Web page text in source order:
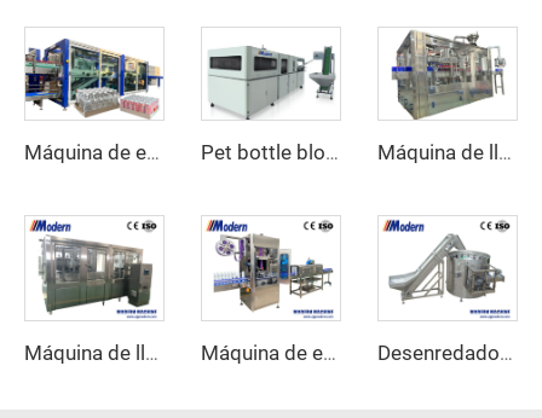
Máquina de embalaje retráctil de cartón de media bandeja combinada Pet bottle blowing machine Máquina de llenado de aceite de oliva
Máquina de llenado de latas de cerveza Máquina de etiquetado automática de manga encogida Desenredador de Botellas Automático